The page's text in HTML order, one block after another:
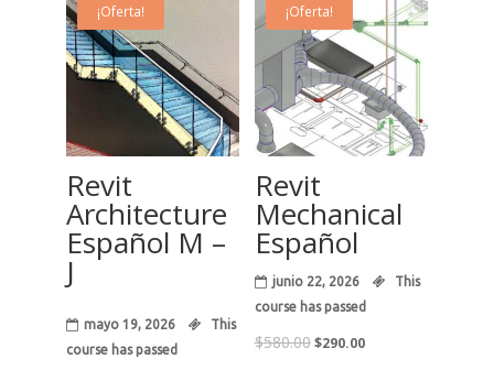
19
May
¡Oferta!
Revit
Architecture
Español M –
J
mayo 19, 2026
This
course has passed
22
Jun
¡Oferta!
Revit
Mechanical
Español
junio 22, 2026
This
course has passed
$580.00 El
$290.00El